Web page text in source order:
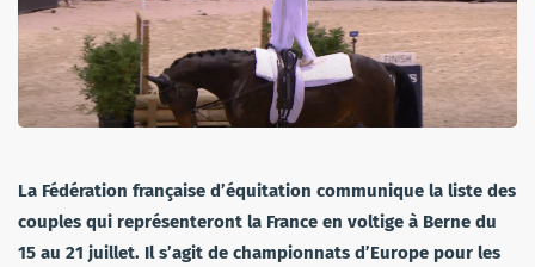
La Fédération française d’équitation communique la liste des
couples qui représenteront la France en voltige à Berne du
15 au 21 juillet. Il s’agit de championnats d’Europe pour les